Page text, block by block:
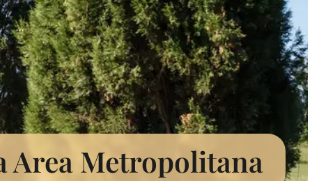
Area Metropolitana